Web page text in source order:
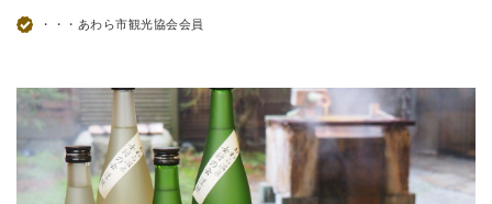
・・・あわら市観光協会会員